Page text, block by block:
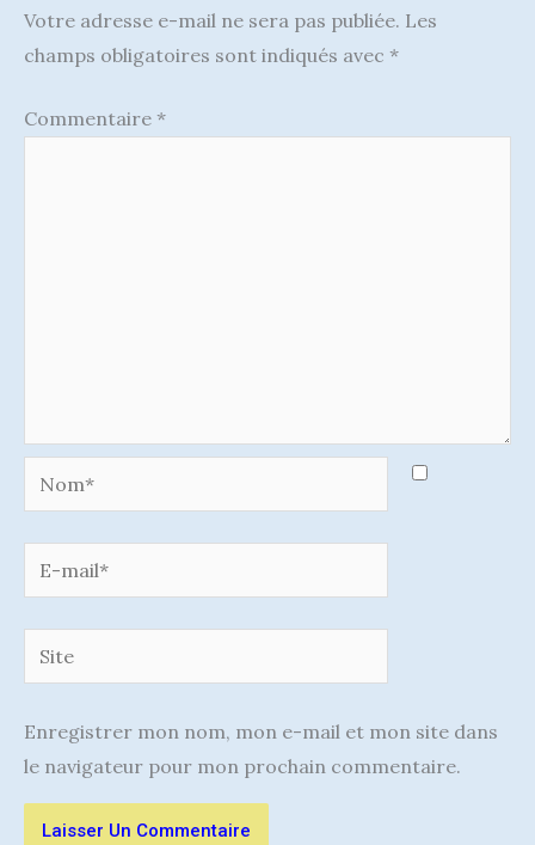
Votre adresse e-mail ne sera pas publiée. Les
champs obligatoires sont indiqués avec *
Commentaire *
Nom*
E-
mail*
Site
Enregistrer mon nom, mon e-mail et mon site dans
le navigateur pour mon prochain commentaire.